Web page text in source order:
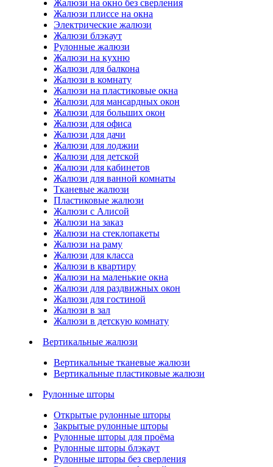
Жалюзи на окно без сверления
Жалюзи плиссе на окна
Электрические жалюзи
Жалюзи блэкаут
Рулонные жалюзи
Жалюзи на кухню
Жалюзи для балкона
Жалюзи в комнату
Жалюзи на пластиковые окна
Жалюзи для мансардных окон
Жалюзи для больших окон
Жалюзи для офиса
Жалюзи для дачи
Жалюзи для лоджии
Жалюзи для детской
Жалюзи для кабинетов
Жалюзи для ванной комнаты
Тканевые жалюзи
Пластиковые жалюзи
Жалюзи с Алисой
Жалюзи на заказ
Жалюзи на стеклопакеты
Жалюзи на раму
Жалюзи для класса
Жалюзи в квартиру
Жалюзи на маленькие окна
Жалюзи для раздвижных окон
Жалюзи для гостиной
Жалюзи в зал
Жалюзи в детскую комнату
Вертикальные жалюзи
Вертикальные тканевые жалюзи
Вертикальные пластиковые жалюзи
Рулонные шторы
Открытые рулонные шторы
Закрытые рулонные шторы
Рулонные шторы для проёма
Рулонные шторы блэкаут
Рулонные шторы без сверления